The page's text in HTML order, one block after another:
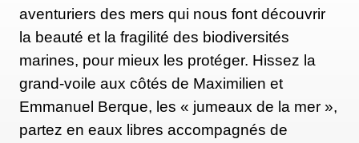
aventuriers des mers qui nous font découvrir
la beauté et la fragilité des biodiversités
marines, pour mieux les protéger. Hissez la
grand-voile aux côtés de Maximilien et
Emmanuel Berque, les « jumeaux de la mer »,
partez en eaux libres accompagnés de